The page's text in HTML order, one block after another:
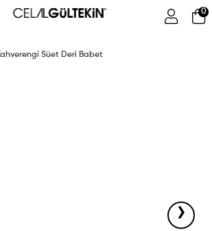
0
ÜYE OL Facebook İle Bağlan
Süet Deri Babet
›